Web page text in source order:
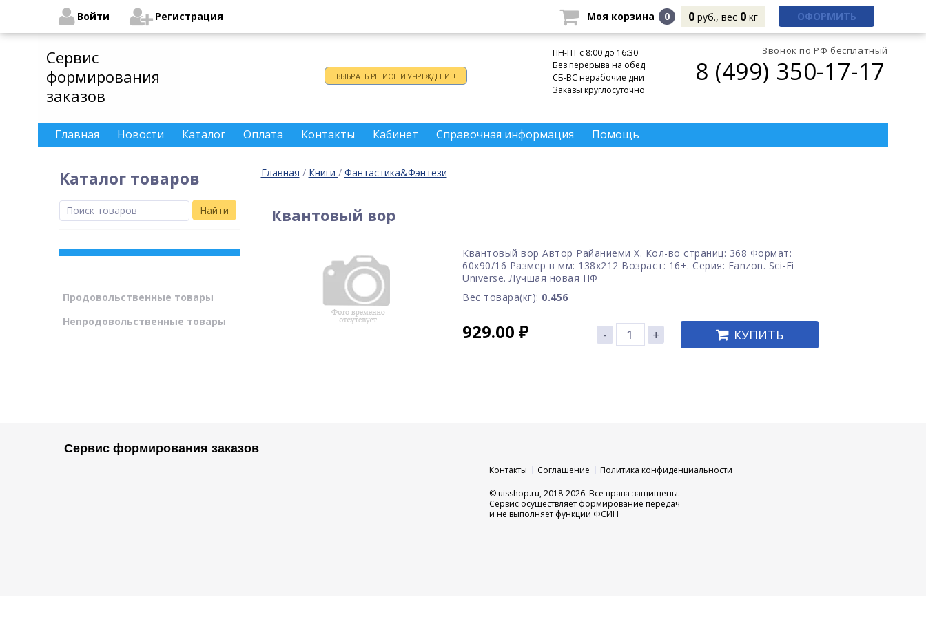
Войти Регистрация Моя корзина 0 0 руб., вес 0 кг ОФОРМИТЬ
Сервис
формирования
заказов
ВЫБРАТЬ РЕГИОН И УЧРЕЖДЕНИЕ!
Время работы:
ПН-ПТ c 8:00 до 16:30
Без перерыва на обед
СБ-ВС нерабочие дни
Заказы круглосуточно
Звонок по РФ бесплатный
8 (499) 350-17-17
Главная Новости Каталог Оплата Контакты Кабинет Справочная информация Помощь
Каталог товаров
Найти
Продовольственные товары
Непродовольственные товары
Главная / Книги / Фантастика&Фэнтези
Квантовый вор
Квантовый вор Автор Райаниеми Х. Кол-во страниц: 368 Формат:
60x90/16 Размер в мм: 138х212 Возраст: 16+. Серия: Fanzon. Sci-Fi
Universe. Лучшая новая НФ
Вес товара(кг): 0.456
929.00 ₽ - + КУПИТЬ
Сервис формирования заказов
Контакты Соглашение
Политика конфиденциальности
© uisshop.ru, 2018-2026. Все права защищены.
Сервис осуществляет формирование передач
и не выполняет функции ФСИН